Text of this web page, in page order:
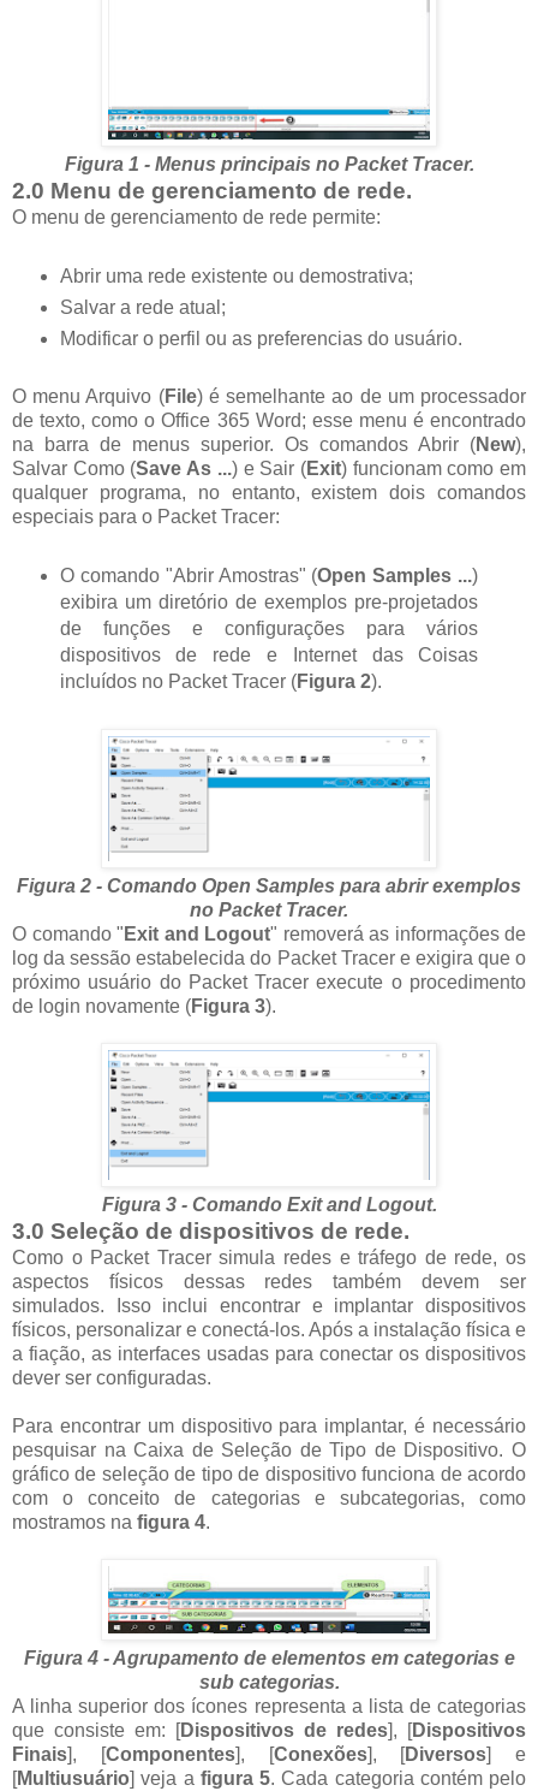
Figura 1 - Menus principais no Packet Tracer.
2.0 Menu de gerenciamento de rede.
O menu de gerenciamento de rede permite:
Abrir uma rede existente ou demostrativa;
Salvar a rede atual;
Modificar o perfil ou as preferencias do usuário.
O menu Arquivo (File) é semelhante ao de um processador
de texto, como o Office 365 Word; esse menu é encontrado
na barra de menus superior. Os comandos Abrir (New),
Salvar Como (Save As ...) e Sair (Exit) funcionam como em
qualquer programa, no entanto, existem dois comandos
especiais para o Packet Tracer:
O comando "Abrir Amostras" (Open Samples ...)
exibira um diretório de exemplos pre-projetados
de funções e configurações para vários
dispositivos de rede e Internet das Coisas
incluídos no Packet Tracer (Figura 2).
Figura 2 - Comando Open Samples para abrir exemplos
no Packet Tracer.
O comando " Exit and Logout" removerá as informações de
log da sessão estabelecida do Packet Tracer e exigira que o
próximo usuário do Packet Tracer execute o procedimento
de login novamente (Figura 3).
Figura 3 - Comando Exit and Logout.
3.0 Seleção de dispositivos de rede.
Como o Packet Tracer simula redes e tráfego de rede, os
aspectos físicos dessas redes também devem ser
simulados. Isso inclui encontrar e implantar dispositivos
físicos, personalizar e conectá-los. Após a instalação física e
a fiação, as interfaces usadas para conectar os dispositivos
dever ser configuradas.
Para encontrar um dispositivo para implantar, é necessário
pesquisar na Caixa de Seleção de Tipo de Dispositivo. O
gráfico de seleção de tipo de dispositivo funciona de acordo
com o conceito de categorias e subcategorias, como
mostramos na figura 4.
Figura 4 - Agrupamento de elementos em categorias e
sub categorias.
A linha superior dos ícones representa a lista de categorias
que consiste em: [Dispositivos de redes], [Dispositivos
Finais], [Componentes], [Conexões], [Diversos] e
[Multiusuário] veja a figura 5. Cada categoria contém pelo